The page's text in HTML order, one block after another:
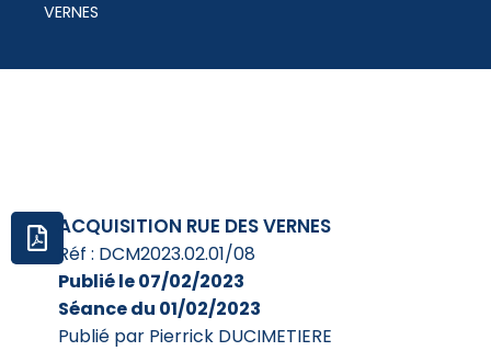
VERNES
ACQUISITION RUE DES VERNES
Réf : DCM2023.02.01/08
Publié le 07/02/2023
Séance du 01/02/2023
Publié par Pierrick DUCIMETIERE